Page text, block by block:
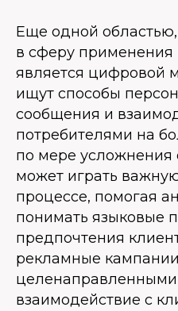
Еще одной
в сферу применения
является цифровой
ищут способы
сообщения и
потребителями на
по мере усложнения
может играть
процессе, помогая
понимать языковые
предпочтения
рекламные кампании
взаимодействие с